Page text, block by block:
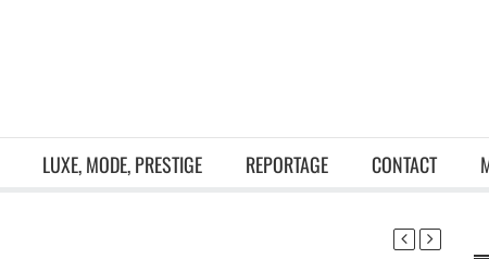
LUXE, MODE, PRESTIGE REPORTAGE CONTACT